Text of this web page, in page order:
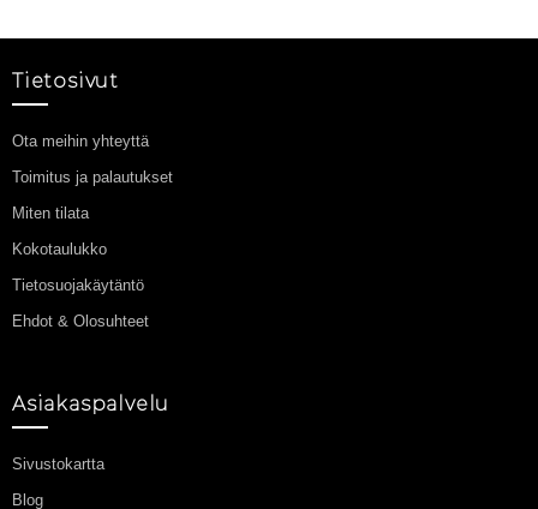
Tietosivut
Ota meihin yhteyttä
Toimitus ja palautukset
Miten tilata
Kokotaulukko
Tietosuojakäytäntö
Ehdot & Olosuhteet
Asiakaspalvelu
Sivustokartta
Blog